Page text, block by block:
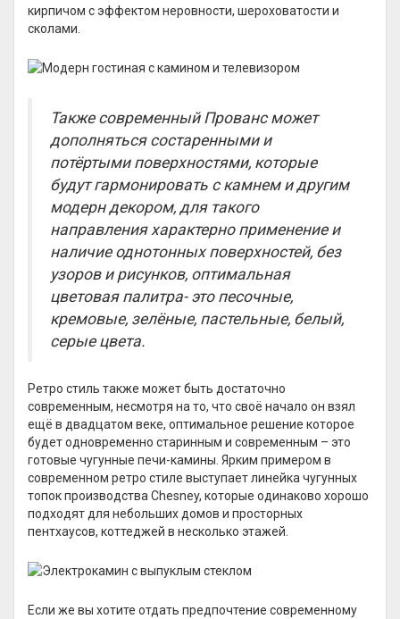
кирпичом с эффектом неровности, шероховатости и
сколами.
Также современный Прованс может
дополняться состаренными и
потёртыми поверхностями, которые
будут гармонировать с камнем и другим
модерн декором, для такого
направления характерно применение и
наличие однотонных поверхностей, без
узоров и рисунков, оптимальная
цветовая палитра- это песочные,
кремовые, зелёные, пастельные, белый,
серые цвета.
Ретро стиль также может быть достаточно
современным, несмотря на то, что своё начало он взял
ещё в двадцатом веке, оптимальное решение которое
будет одновременно старинным и современным – это
готовые чугунные печи-камины. Ярким примером в
современном ретро стиле выступает линейка чугунных
топок производства Chesney, которые одинаково хорошо
подходят для небольших домов и просторных
пентхаусов, коттеджей в несколько этажей.
Если же вы хотите отдать предпочтение современному